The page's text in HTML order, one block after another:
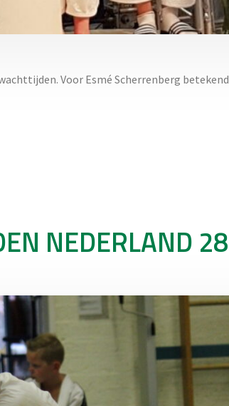
Voor Esmé Scherrenberg
NEDERLAND 28